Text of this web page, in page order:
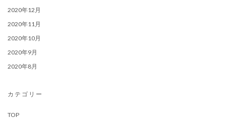
2020年12月
2020年11月
2020年10月
2020年9月
2020年8月
カテゴリー
TOP